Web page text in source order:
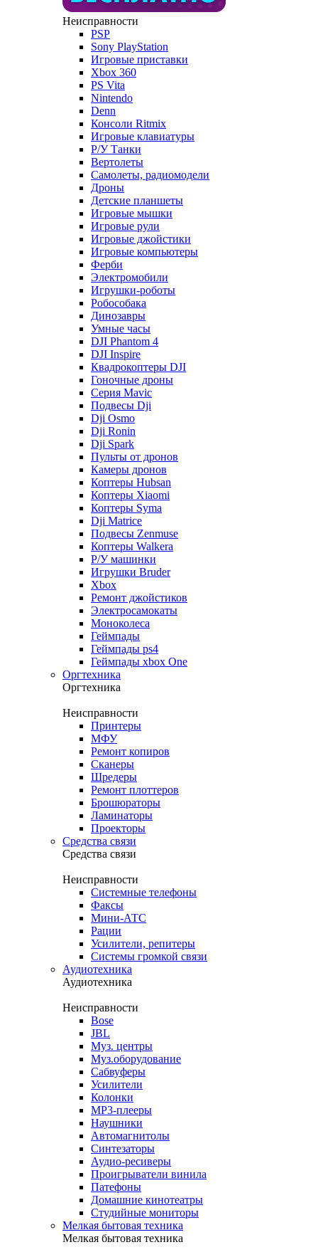
Неисправности
PSP
Sony PlayStation
Игровые приставки
Xbox 360
PS Vita
Nintendo
Denn
Консоли Ritmix
Игровые клавиатуры
Р/У Танки
Вертолеты
Самолеты, радиомодели
Дроны
Детские планшеты
Игровые мышки
Игровые рули
Игровые джойстики
Игровые компьютеры
Ферби
Электромобили
Игрушки-роботы
Робособака
Динозавры
Умные часы
DJI Phantom 4
DJI Inspire
Квадрокоптеры DJI
Гоночные дроны
Серия Mavic
Подвесы Dji
Dji Osmo
Dji Ronin
Dji Spark
Пульты от дронов
Камеры дронов
Коптеры Hubsan
Коптеры Xiaomi
Коптеры Syma
Dji Matrice
Подвесы Zenmuse
Коптеры Walkera
Р/У машинки
Игрушки Bruder
Xbox
Ремонт джойстиков
Электросамокаты
Моноколеса
Геймпады
Геймпады ps4
Геймпады xbox One
Оргтехника
Оргтехника
Неисправности
Принтеры
МФУ
Ремонт копиров
Сканеры
Шредеры
Ремонт плоттеров
Брошюраторы
Ламинаторы
Проекторы
Средства связи
Средства связи
Неисправности
Системные телефоны
Факсы
Мини-АТС
Рации
Усилители, репитеры
Системы громкой связи
Аудиотехника
Аудиотехника
Неисправности
Bose
JBL
Муз. центры
Муз.оборудование
Сабвуферы
Усилители
Колонки
MP3-плееры
Наушники
Автомагнитолы
Синтезаторы
Аудио-ресиверы
Проигрыватели винила
Патефоны
Домашние кинотеатры
Студийные мониторы
Мелкая бытовая техника
Мелкая бытовая техника